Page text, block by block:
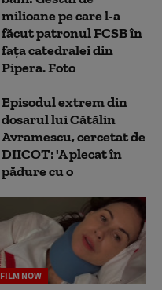
milioane pe care l-a
făcut patronul FCSB în
fața catedralei din
Pipera. Foto
Episodul extrem din
dosarul lui Cătălin
Avramescu, cercetat de
DIICOT: 'A plecat în
pădure cu o
FILM NOW